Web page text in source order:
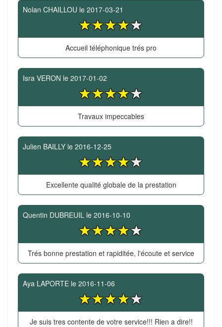
Nolan CHAILLOU le 2017-03-21
Accueil téléphonique trés pro
Isra VERON le 2017-01-02
Travaux impeccables
Julien BAILLY le 2016-12-25
Excellente qualité globale de la prestation
Quentin DUBREUIL le 2016-10-10
Trés bonne prestation et rapiditée, l'écoute et service
Aya LAPORTE le 2016-11-06
Je suis tres contente de votre service!!! Rien a dire!!